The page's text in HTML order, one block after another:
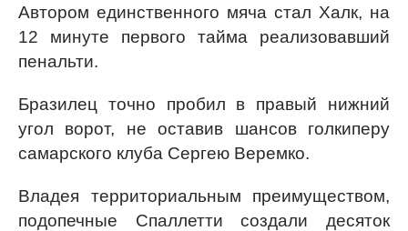
Автором единственного мяча стал Халк, на
12 минуте первого тайма реализовавший
пенальти.
Бразилец точно пробил в правый нижний
угол ворот, не оставив шансов голкиперу
самарского клуба Сергею Веремко.
Владея территориальным преимуществом,
подопечные Спаллетти создали десяток